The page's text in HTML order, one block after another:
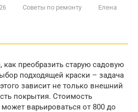
Советы по ремонту
Елена
преобразить старую садовую
подходящей краски – задача
зависит не только внешний
покрытия. Стоимость
варьироваться от 800 до